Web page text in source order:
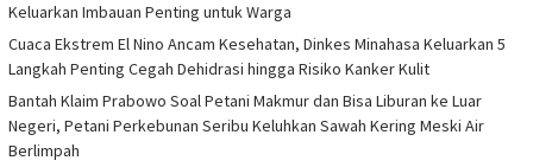
Keluarkan Imbauan Penting untuk Warga
Cuaca Ekstrem El Nino Ancam Kesehatan, Dinkes Minahasa Keluarkan 5
Langkah Penting Cegah Dehidrasi hingga Risiko Kanker Kulit
Bantah Klaim Prabowo Soal Petani Makmur dan Bisa Liburan ke Luar
Negeri, Petani Perkebunan Seribu Keluhkan Sawah Kering Meski Air
Berlimpah